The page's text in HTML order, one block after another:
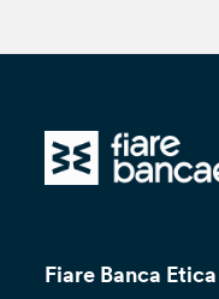
Fiare Banca Etica